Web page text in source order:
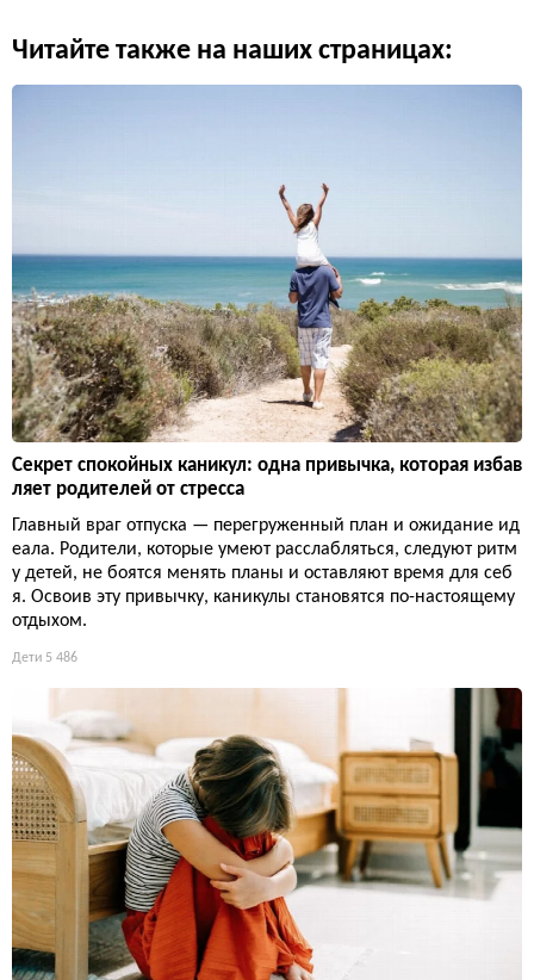
Читайте также на наших страницах:
Секрет спокойных каникул: одна привычка, которая избав
ляет родителей от стресса
Главный враг отпуска — перегруженный план и ожидание ид
еала. Родители, которые умеют расслабляться, следуют ритм
у детей, не боятся менять планы и оставляют время для себ
я. Освоив эту привычку, каникулы становятся по-настоящему
отдыхом.
Дети 5 486